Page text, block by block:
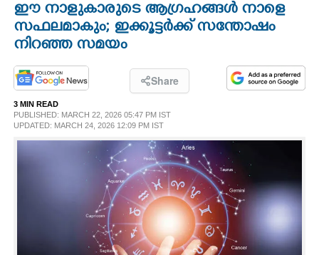
OPINION
PHOTOS
LIFESTYLE
ഈ നാളുകാരുടെ ആഗ്രഹങ്ങൾ നാളെ
സഫലമാകും; ഇക്കൂട്ടർക്ക് സന്തോഷം
നിറഞ്ഞ സമയം
Share
3 MIN READ
PUBLISHED: MARCH 22, 2026 05:47 PM IST
UPDATED: MARCH 24, 2026 12:09 PM IST